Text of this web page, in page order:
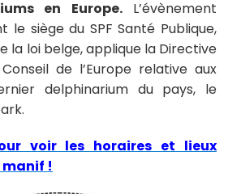
en Europe.L’évènement
le siège du SPF Santé Publique,
la loi belge, applique la Directive
de l’Europe relative aux
delphinarium du pays, le
voir les horaires et lieux
!